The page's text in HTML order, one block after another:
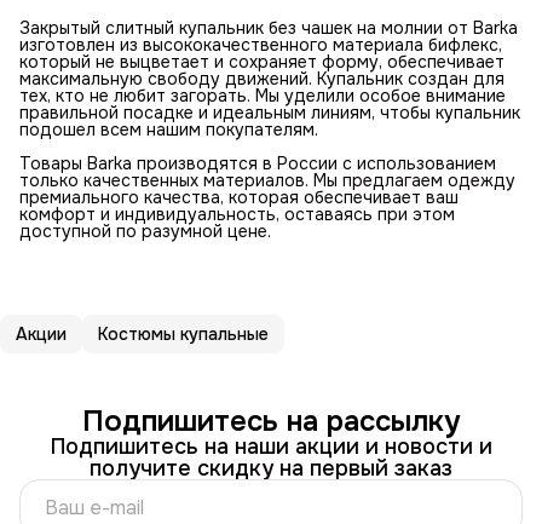
Закрытый слитный купальник без чашек на молнии от Barka
изготовлен из высококачественного материала бифлекс,
который не выцветает и сохраняет форму, обеспечивает
максимальную свободу движений. Купальник создан для
тех, кто не любит загорать. Мы уделили особое внимание
правильной посадке и идеальным линиям, чтобы купальник
подошел всем нашим покупателям.
Товары Barka производятся в России с использованием
только качественных материалов. Мы предлагаем одежду
премиального качества, которая обеспечивает ваш
комфорт и индивидуальность, оставаясь при этом
доступной по разумной цене.
Акции Костюмы купальные
Подпишитесь на рассылку
Подпишитесь на наши акции и новости и
получите скидку на первый заказ